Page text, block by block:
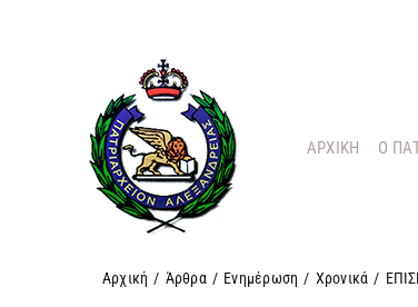
ΑΡΧΙΚΗ O
Αρχική / Άρθρα / Ενημέρωση / Χρονικά /